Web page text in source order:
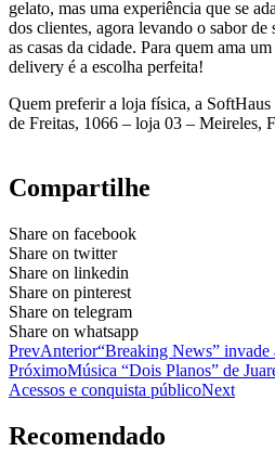
gelato, mas uma experiência que se
dos clientes, agora levando o sabor de
as casas da cidade. Para quem ama
delivery é a escolha perfeita!
Quem preferir a loja física, a
de Freitas, 1066 – loja 03 – Meireles,
Compartilhe
Share on facebook
Share on twitter
Share on linkedin
Share on pinterest
Share on telegram
Share on whatsapp
PrevAnterior“Breaking News” invade
PróximoMúsica “Dois Planos” de
Acessos e conquista públicoNext
Recomendado